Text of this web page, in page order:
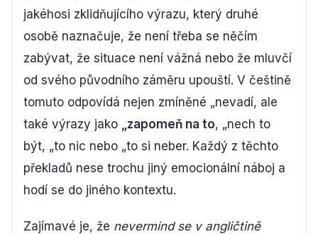
jakéhosi zklidňujícího výrazu, který druhé
osobě naznačuje, že není třeba se něčím
zabývat, že situace není vážná nebo že mluvčí
od svého původního záměru upouští. V češtině
tomuto odpovídá nejen zmíněné „nevadí, ale
také výrazy jako „zapomeň na to, „nech to
být, „to nic nebo „to si neber. Každý z těchto
překladů nese trochu jiný emocionální náboj a
hodí se do jiného kontextu.
Zajímavé je, že nevermind se v angličtině